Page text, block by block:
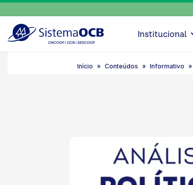
Institucional
Início Conteúdos Informativo